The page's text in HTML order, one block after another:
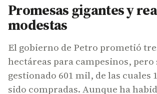
Promesas gigantes y
modestas
El gobierno de Petro prometió
hectáreas para campesinos, pero
gestionado 601 mil, de las cuales
sido compradas. Aunque ha